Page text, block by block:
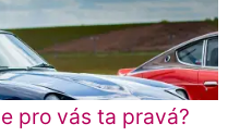
pro vás ta pravá?